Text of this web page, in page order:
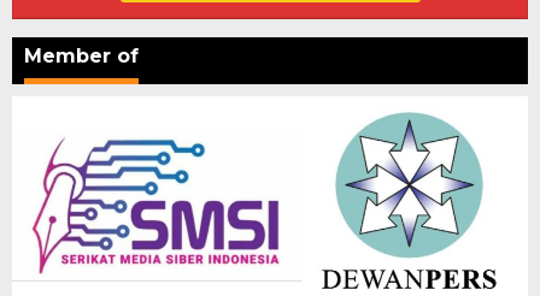
Member of